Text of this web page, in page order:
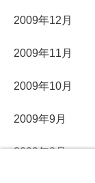
2009年12月
2009年11月
2009年10月
2009年9月
2009年8月